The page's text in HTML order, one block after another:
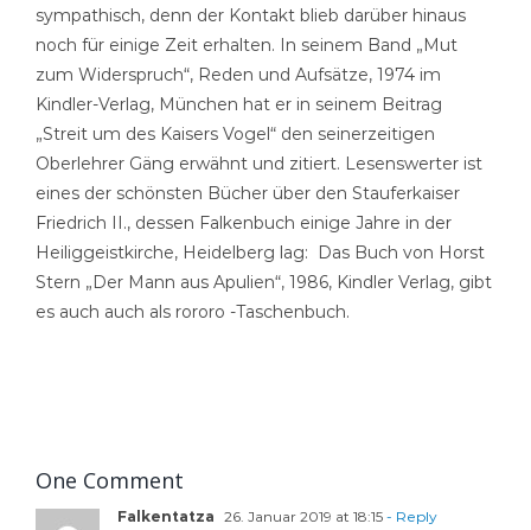
sympathisch, denn der Kontakt blieb darüber hinaus
noch für einige Zeit erhalten. In seinem Band „Mut
zum Widerspruch“, Reden und Aufsätze, 1974 im
Kindler-Verlag, München hat er in seinem Beitrag
„Streit um des Kaisers Vogel“ den seinerzeitigen
Oberlehrer Gäng erwähnt und zitiert. Lesenswerter ist
eines der schönsten Bücher über den Stauferkaiser
Friedrich II., dessen Falkenbuch einige Jahre in der
Heiliggeistkirche, Heidelberg lag: Das Buch von Horst
Stern „Der Mann aus Apulien“, 1986, Kindler Verlag, gibt
es auch auch als rororo -Taschenbuch.
One Comment
Falkentatza 26. Januar 2019 at 18:15- Reply